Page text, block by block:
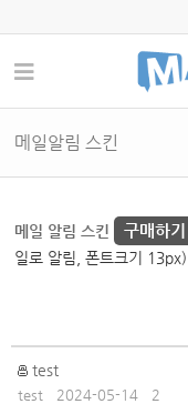
메일알림 스킨
메일 알림 스킨 구매하기
일로 알림, 폰트크기 13px)
test
test 2024-05-14 2